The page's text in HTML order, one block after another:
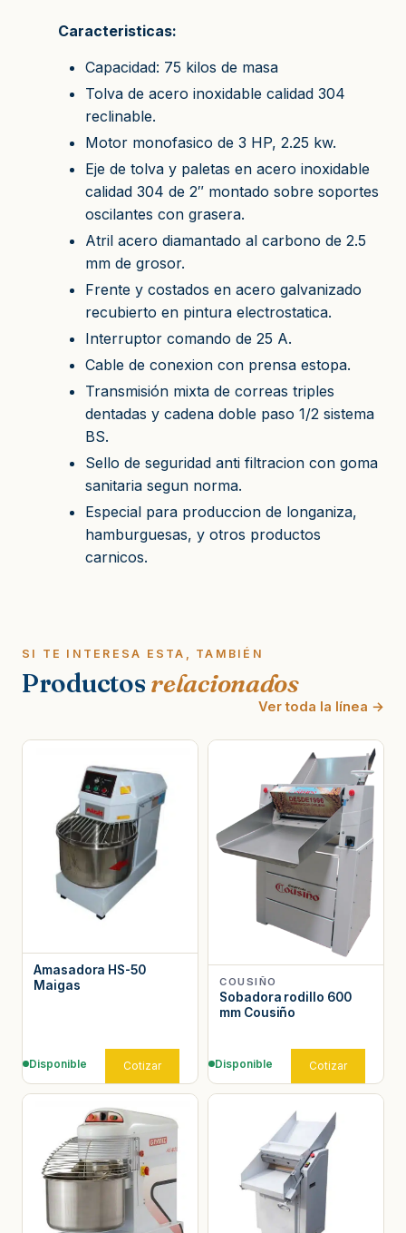
Caracteristicas:
Capacidad: 75 kilos de masa
Tolva de acero inoxidable calidad 304
reclinable.
Motor monofasico de 3 HP, 2.25 kw.
Eje de tolva y paletas en acero inoxidable
calidad 304 de 2″ montado sobre soportes
oscilantes con grasera.
Atril acero diamantado al carbono de 2.5
mm de grosor.
Frente y costados en acero galvanizado
recubierto en pintura electrostatica.
Interruptor comando de 25 A.
Cable de conexion con prensa estopa.
Transmisión mixta de correas triples
dentadas y cadena doble paso 1/2 sistema
BS.
Sello de seguridad anti filtracion con goma
sanitaria segun norma.
Especial para produccion de longaniza,
hamburguesas, y otros productos
carnicos.
SI TE INTERESA ESTA, TAMBIÉN
Productosrelacionados
Ver toda la línea →
Amasadora HS-50
Maigas
Disponible Cotizar
COUSIÑO
Sobadora rodillo 600
mm Cousiño
Disponible Cotizar